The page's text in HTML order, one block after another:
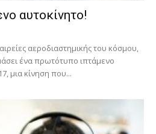
αυτοκίνητο!
αεροδιαστημικής του κόσμου,
ένα πρωτότυπο ιπτάμενο
μια κίνηση που...